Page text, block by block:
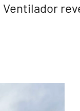
Ventilador